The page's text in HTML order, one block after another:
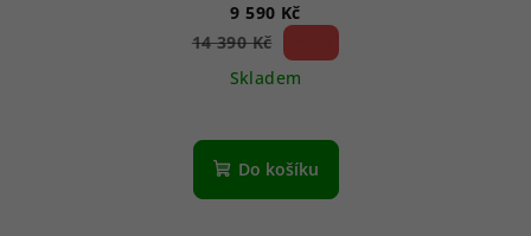
9 590 Kč
14 390 Kč
Skladem
Do košíku